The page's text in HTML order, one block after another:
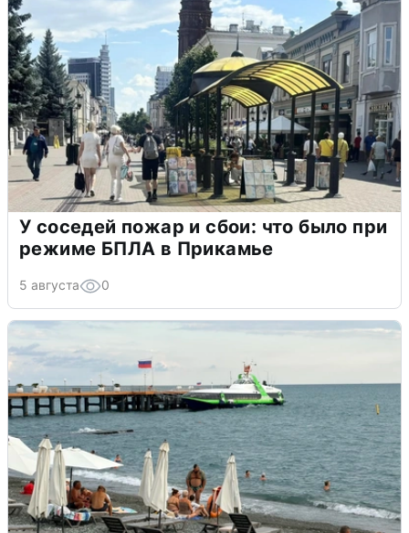
У соседей пожар и сбои: что было при
режиме БПЛА в Прикамье
5 августа 0